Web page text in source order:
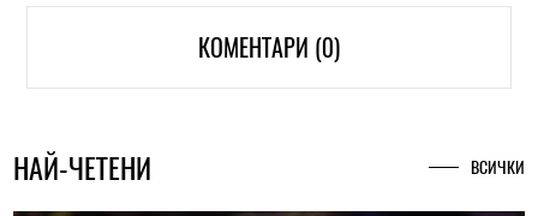
КОМЕНТАРИ (0)
НАЙ-ЧЕТЕНИ ВСИЧКИ